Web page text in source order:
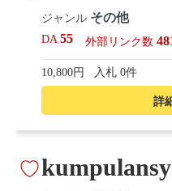
詳
ジャンル その他
DA55 外部リンク数
10,800円 入札 0件